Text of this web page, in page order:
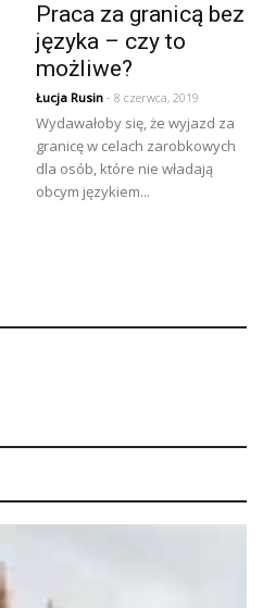
Praca za granicą bez
języka – czy to
możliwe?
Łucja Rusin - 8 czerwca, 2019
Wydawałoby się, że wyjazd za
granicę w celach zarobkowych
dla osób, które nie władają
obcym językiem...